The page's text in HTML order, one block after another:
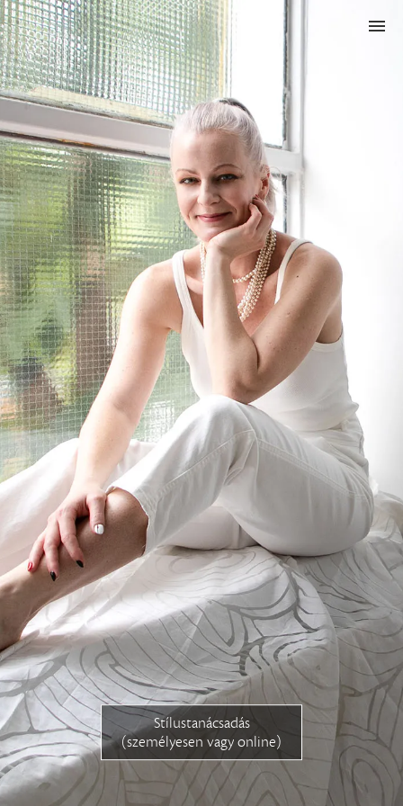
Nyitó
Bemutatkozás
Szolgáltatások
Ajándékkártya
Magazin
Adatvédelem
website in English
Ingyenes konzultáció
Stílustanácsadás
(személyesen vagy online)